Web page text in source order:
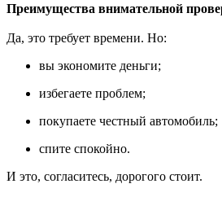
Преимущества внимательной
Да, это требует времени. Но:
вы экономите деньги;
избегаете проблем;
покупаете честный автомобиль;
спите спокойно.
И это, согласитесь, дорогого стоит.